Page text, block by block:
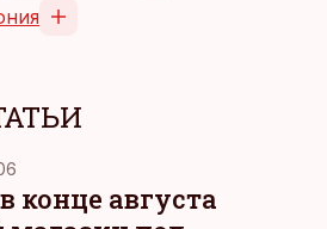
конце августа